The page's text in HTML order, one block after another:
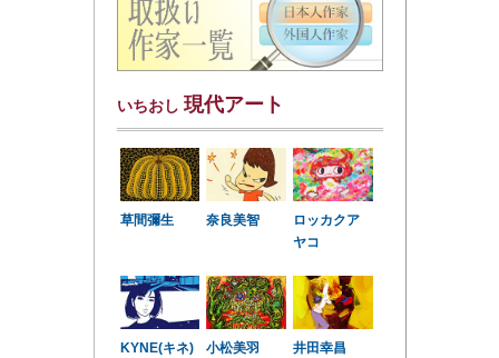
いちおし 現代アート
草間彌生 奈良美智
ロッカクア
ヤコ
KYNE(キネ) 小松美羽 井田幸昌